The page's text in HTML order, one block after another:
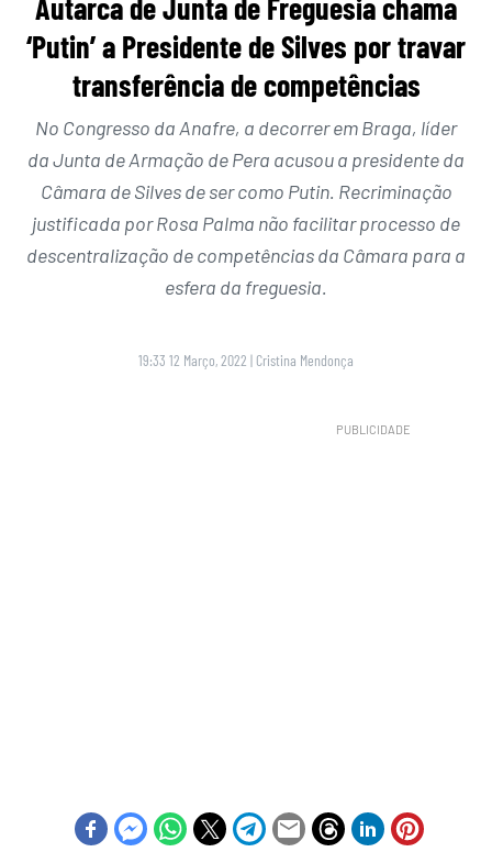
Autarca de Junta de Freguesia chama
‘Putin’ a Presidente de Silves por travar
transferência de competências
No Congresso da Anafre, a decorrer em Braga, líder
da Junta de Armação de Pera acusou a presidente da
Câmara de Silves de ser como Putin. Recriminação
justificada por Rosa Palma não facilitar processo de
descentralização de competências da Câmara para a
esfera da freguesia.
19:33 12 Março, 2022 | Cristina Mendonça